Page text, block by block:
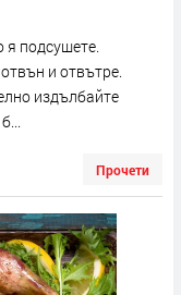
я подсушете.
и отвътре.
издълбайте
Прочети